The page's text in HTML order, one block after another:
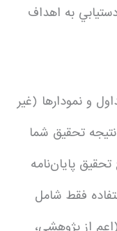
به اهداف
و نمودارها (غير
تحقيق شما
‌پايان‌نامه
فقط شامل
از پژوهشي،